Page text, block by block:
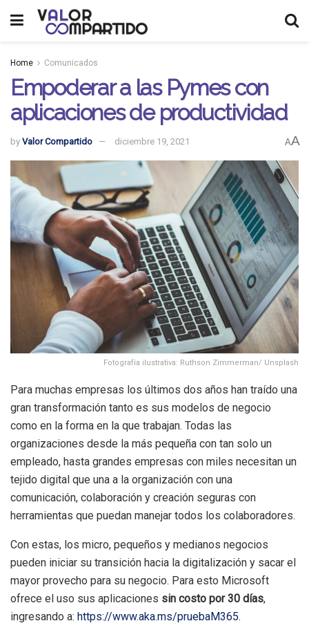
Home Comunicados
Empoderar a las Pymes con
aplicaciones de productividad
by Valor Compartido diciembre 19, 2021 AA
Fotografía ilustrativa: Ruthson Zimmerman/ Unsplash
Para muchas empresas los últimos dos años han traído una
gran transformación tanto es sus modelos de negocio
como en la forma en la que trabajan. Todas las
organizaciones desde la más pequeña con tan solo un
empleado, hasta grandes empresas con miles necesitan un
tejido digital que una a la organización con una
comunicación, colaboración y creación seguras con
herramientas que puedan manejar todos los colaboradores.
Con estas, los micro, pequeños y medianos negocios
pueden iniciar su transición hacia la digitalización y sacar el
mayor provecho para su negocio. Para esto Microsoft
ofrece el uso sus aplicaciones sin costo por 30 días,
ingresando a: https://www.aka.ms/pruebaM365.